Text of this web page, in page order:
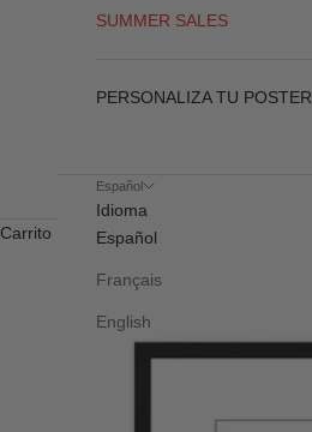
SUMMER SALES
PERSONALIZA TU POSTER
Español
Idioma
Español
Français
English
Carrito